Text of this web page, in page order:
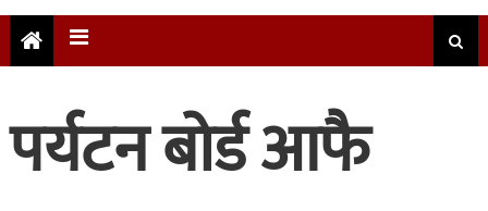
पर्यटन बोर्ड आफै